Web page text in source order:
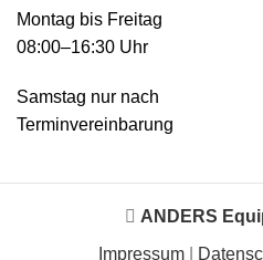
Montag bis Freitag
08:00–16:30 Uhr
Samstag nur nach
Terminvereinbarung
ANDERS
Impressum|